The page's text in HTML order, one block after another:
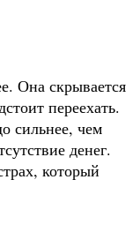
Она скрывается
переехать.
сильнее, чем
денег.
который